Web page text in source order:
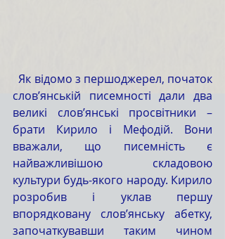
  Як відомо з першоджерел, початок
слов’янській писемності дали два
великі слов’янські просвітники –
брати Кирило і Мефодій. Вони
вважали, що писемність є
найважливішою складовою
культури будь-якого народу. Кирило
розробив і уклав першу
впорядковану слов’янську абетку,
започаткувавши таким чином